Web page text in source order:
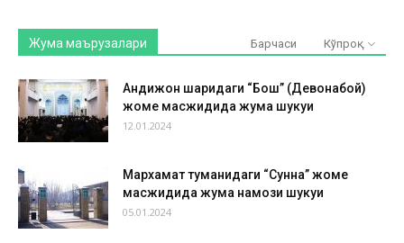
Жума маърузалари Барчаси Кўпроқ
Андижон шаҳридаги “Бош” (Девонабой)
жоме масжидида жума шукуҳи
12.01.2024
Мархамат туманидаги “Сунна” жоме
масжидида жума намози шукуҳи
05.01.2024